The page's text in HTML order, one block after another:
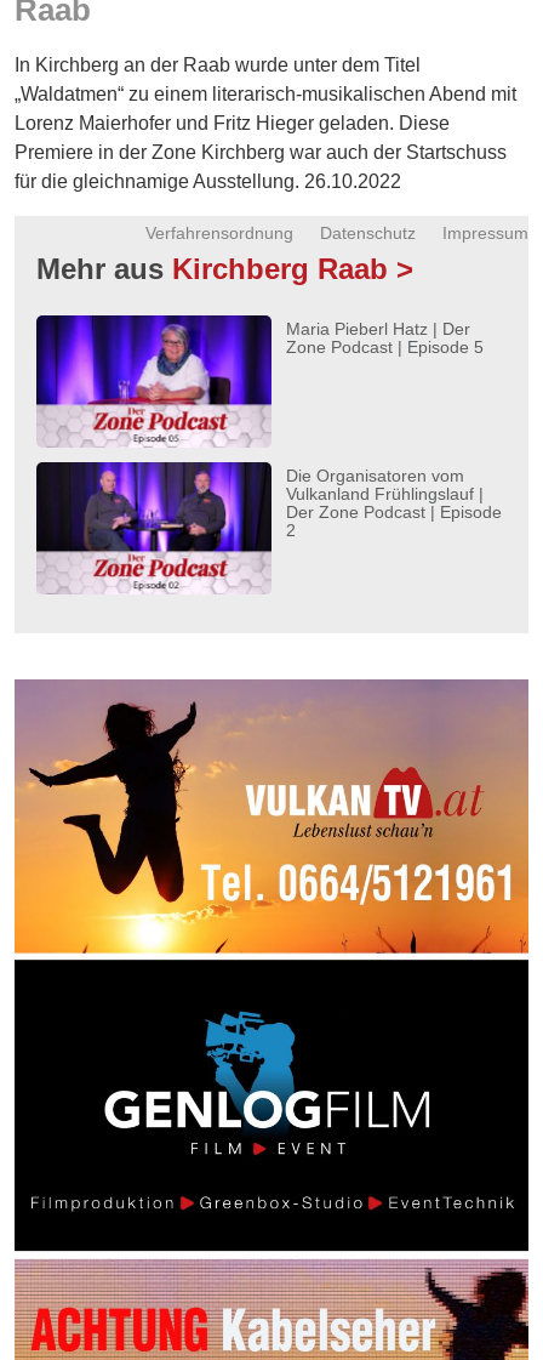
Energie
Schnöll
gfrogt
Zonen
Podcast
Raab
In Kirchberg an der Raab wurde unter dem Titel
„Waldatmen“ zu einem literarisch-musikalischen Abend mit
Lorenz Maierhofer und Fritz Hieger geladen. Diese
Premiere in der Zone Kirchberg war auch der Startschuss
für die gleichnamige Ausstellung. 26.10.2022
Impressum
Datenschutz
Verfahrensordnung
Mehr aus Kirchberg Raab >
Maria Pieberl Hatz | Der
Zone Podcast | Episode 5
Die Organisatoren vom
Vulkanland Frühlingslauf |
Der Zone Podcast | Episode
2